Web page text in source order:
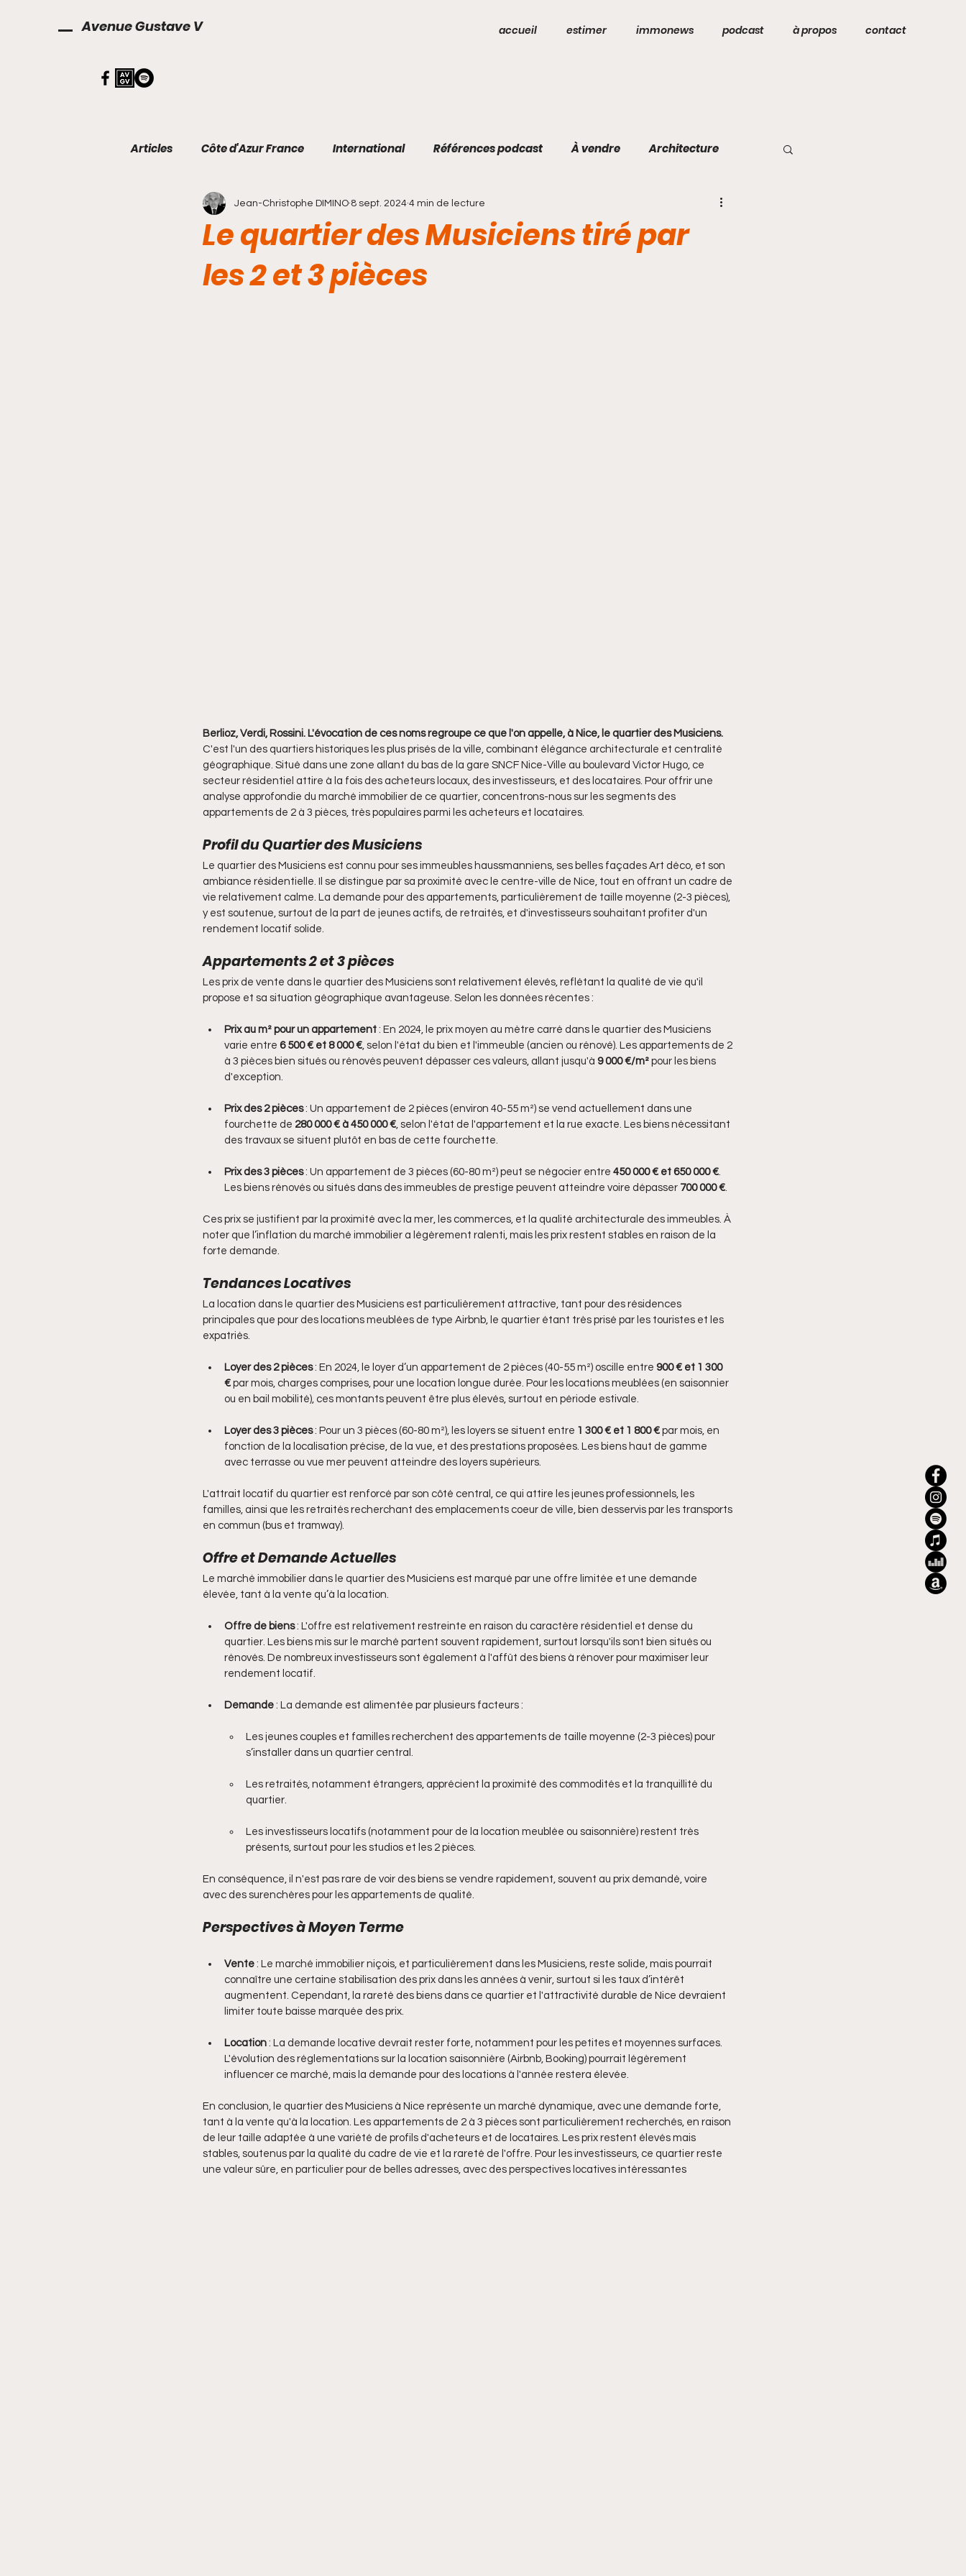
Avenue Gustave V accueil estimer immonews podcast à propos contact
Articles Côte d'Azur France International Références podcast À vendre Architecture
Décoration Finances
Le quartier des Musiciens tiré par
les 2 et 3 pièces
Jean-Christophe DIMINO 8 sept. 2024 4 min de lecture
Berlioz, Verdi, Rossini. L'évocation de ces noms regroupe ce que l'on appelle, à Nice, le quartier des Musiciens.
C'est l'un des quartiers historiques les plus prisés de la ville, combinant élégance architecturale et centralité
géographique. Situé dans une zone allant du bas de la gare SNCF Nice-Ville au boulevard Victor Hugo, ce
secteur résidentiel attire à la fois des acheteurs locaux, des investisseurs, et des locataires. Pour offrir une
analyse approfondie du marché immobilier de ce quartier, concentrons-nous sur les segments des
appartements de 2 à 3 pièces, très populaires parmi les acheteurs et locataires.
Profil du Quartier des Musiciens
Le quartier des Musiciens est connu pour ses immeubles haussmanniens, ses belles façades Art déco, et son
ambiance résidentielle. Il se distingue par sa proximité avec le centre-ville de Nice, tout en offrant un cadre de
vie relativement calme. La demande pour des appartements, particulièrement de taille moyenne (2-3 pièces),
y est soutenue, surtout de la part de jeunes actifs, de retraités, et d'investisseurs souhaitant profiter d'un
rendement locatif solide.
Appartements 2 et 3 pièces
Les prix de vente dans le quartier des Musiciens sont relativement élevés, reflétant la qualité de vie qu'il
propose et sa situation géographique avantageuse. Selon les données récentes :
Prix au m² pour un appartement : En 2024, le prix moyen au mètre carré dans le quartier des Musiciens
varie entre 6 500 € et 8 000 €, selon l'état du bien et l'immeuble (ancien ou rénové). Les appartements de 2
à 3 pièces bien situés ou rénovés peuvent dépasser ces valeurs, allant jusqu'à 9 000 €/m² pour les biens
d'exception.
Prix des 2 pièces : Un appartement de 2 pièces (environ 40-55 m²) se vend actuellement dans une
fourchette de 280 000 € à 450 000 €, selon l'état de l'appartement et la rue exacte. Les biens nécessitant
des travaux se situent plutôt en bas de cette fourchette.
Prix des 3 pièces : Un appartement de 3 pièces (60-80 m²) peut se négocier entre 450 000 € et 650 000 €.
Les biens rénovés ou situés dans des immeubles de prestige peuvent atteindre voire dépasser 700 000 €.
Ces prix se justifient par la proximité avec la mer, les commerces, et la qualité architecturale des immeubles. À
noter que l’inflation du marché immobilier a légèrement ralenti, mais les prix restent stables en raison de la
forte demande.
Tendances Locatives
La location dans le quartier des Musiciens est particulièrement attractive, tant pour des résidences
principales que pour des locations meublées de type Airbnb, le quartier étant très prisé par les touristes et les
expatriés.
Loyer des 2 pièces : En 2024, le loyer d’un appartement de 2 pièces (40-55 m²) oscille entre 900 € et 1 300
€ par mois, charges comprises, pour une location longue durée. Pour les locations meublées (en saisonnier
ou en bail mobilité), ces montants peuvent être plus élevés, surtout en période estivale.
Loyer des 3 pièces : Pour un 3 pièces (60-80 m²), les loyers se situent entre 1 300 € et 1 800 € par mois, en
fonction de la localisation précise, de la vue, et des prestations proposées. Les biens haut de gamme
avec terrasse ou vue mer peuvent atteindre des loyers supérieurs.
L'attrait locatif du quartier est renforcé par son côté central, ce qui attire les jeunes professionnels, les
familles, ainsi que les retraités recherchant des emplacements coeur de ville, bien desservis par les transports
en commun (bus et tramway).
Offre et Demande Actuelles
Le marché immobilier dans le quartier des Musiciens est marqué par une offre limitée et une demande
élevée, tant à la vente qu’à la location.
Offre de biens : L'offre est relativement restreinte en raison du caractère résidentiel et dense du
quartier. Les biens mis sur le marché partent souvent rapidement, surtout lorsqu'ils sont bien situés ou
rénovés. De nombreux investisseurs sont également à l'affût des biens à rénover pour maximiser leur
rendement locatif.
Demande : La demande est alimentée par plusieurs facteurs :
Les jeunes couples et familles recherchent des appartements de taille moyenne (2-3 pièces) pour
s’installer dans un quartier central.
Les retraités, notamment étrangers, apprécient la proximité des commodités et la tranquillité du
quartier.
Les investisseurs locatifs (notamment pour de la location meublée ou saisonnière) restent très
présents, surtout pour les studios et les 2 pièces.
En conséquence, il n'est pas rare de voir des biens se vendre rapidement, souvent au prix demandé, voire
avec des surenchères pour les appartements de qualité.
Perspectives à Moyen Terme
Vente : Le marché immobilier niçois, et particulièrement dans les Musiciens, reste solide, mais pourrait
connaître une certaine stabilisation des prix dans les années à venir, surtout si les taux d’intérêt
augmentent. Cependant, la rareté des biens dans ce quartier et l'attractivité durable de Nice devraient
limiter toute baisse marquée des prix.
Location : La demande locative devrait rester forte, notamment pour les petites et moyennes surfaces.
L'évolution des réglementations sur la location saisonnière (Airbnb, Booking) pourrait légèrement
influencer ce marché, mais la demande pour des locations à l'année restera élevée.
En conclusion, le quartier des Musiciens à Nice représente un marché dynamique, avec une demande forte,
tant à la vente qu'à la location. Les appartements de 2 à 3 pièces sont particulièrement recherchés, en raison
de leur taille adaptée à une variété de profils d'acheteurs et de locataires. Les prix restent élevés mais
stables, soutenus par la qualité du cadre de vie et la rareté de l'offre. Pour les investisseurs, ce quartier reste
une valeur sûre, en particulier pour de belles adresses, avec des perspectives locatives intéressantes